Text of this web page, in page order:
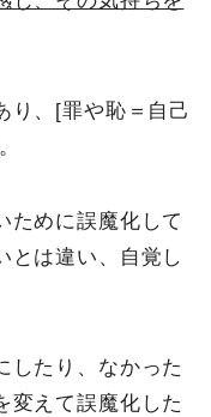
り、[罪や恥＝自己
ために誤魔化して
とは違い、自覚し
したり、なかった
変えて誤魔化した